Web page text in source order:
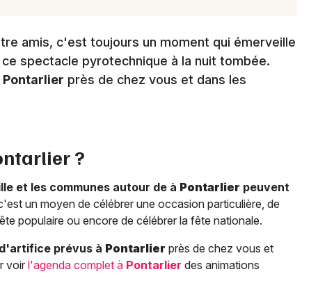
amis, c'est toujours un moment qui émerveille
spectacle pyrotechnique à la nuit tombée.
Pontarlier près de chez vous et dans les
?
et les communes autour de à Pontarlier peuvent
un moyen de célébrer une occasion particulière, de
populaire ou encore de célébrer la fête nationale.
prévus à Pontarlier près de chez vous et
voirl'agenda complet à Pontarlier des animations